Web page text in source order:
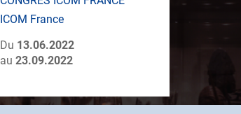
ICOM France
Du 13.06.2022
au 23.09.2022